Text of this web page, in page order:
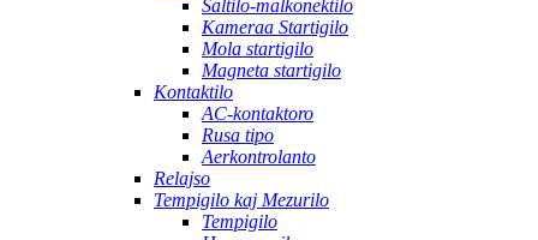
Ŝaltilo-malkonektilo
Kameraa Startigilo
Mola startigilo
Magneta startigilo
Kontaktilo
AC-kontaktoro
Rusa tipo
Aerkontrolanto
Relajso
Tempigilo kaj Mezurilo
Tempigilo